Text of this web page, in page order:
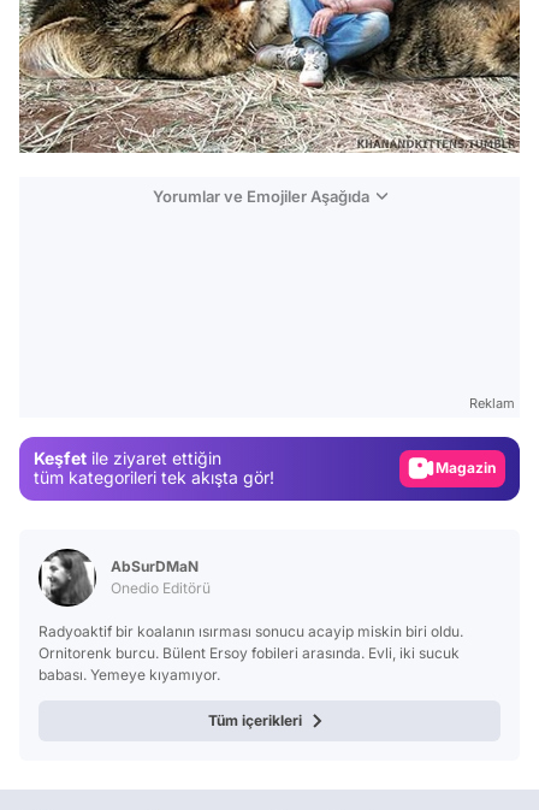
Yorumlar ve Emojiler Aşağıda
Reklam
Keşfet ile ziyaret ettiğin
tüm kategorileri tek akışta gör!
Video
AbSurDMaN
Onedio Editörü
Radyoaktif bir koalanın ısırması sonucu acayip miskin biri oldu.
Ornitorenk burcu. Bülent Ersoy fobileri arasında. Evli, iki sucuk
babası. Yemeye kıyamıyor.
Tüm içerikleri